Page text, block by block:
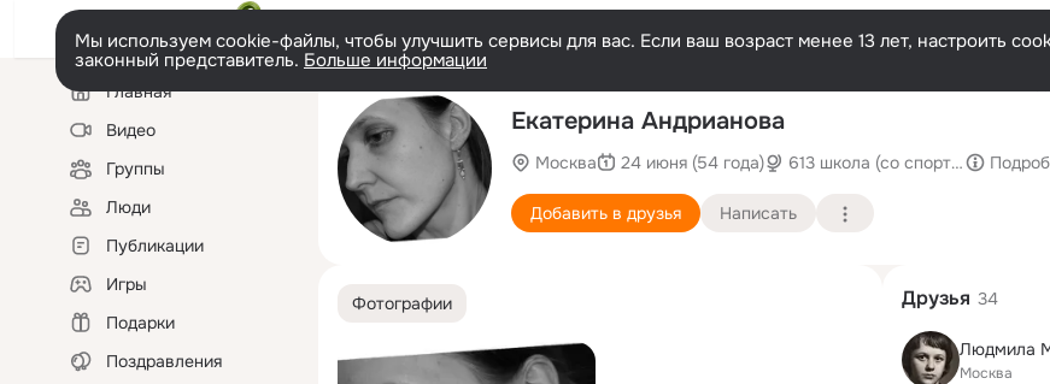
Мы используем cookie-файлы, чтобы улучшить сервисы для вас. Если ваш возраст менее 13 лет, настроить
законный представитель. Больше информации
Левая
колонкаГлавная
Видео
Группы
Люди
Публикации
Игры
Подарки
Поздравления
Екатерина Андрианова
Москва 24 июня (54 года) 613 школа (со спортивными
Добавить в друзья Написать
Фотографии Друзья 34
Людмила
Москва